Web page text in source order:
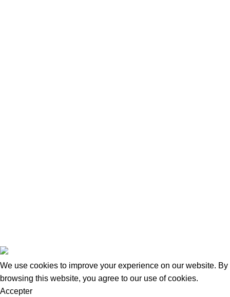
We use cookies to improve your experience on our website. By
browsing this website, you agree to our use of cookies.
Accepter